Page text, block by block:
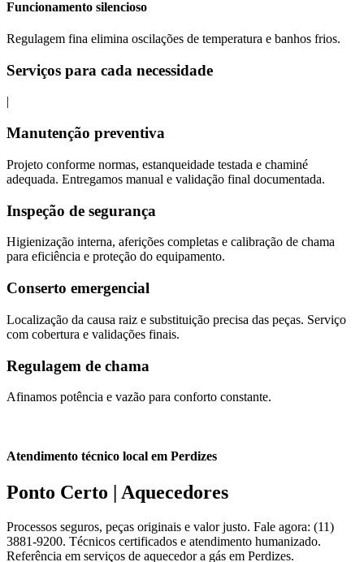
Funcionamento silencioso
Regulagem fina elimina oscilações de temperatura e banhos frios.
Serviços para cada necessidade
Manutenção preventiva
Projeto conforme normas, estanqueidade testada e chaminé
adequada. Entregamos manual e validação final documentada.
Inspeção de segurança
Higienização interna, aferições completas e calibração de chama
para eficiência e proteção do equipamento.
Conserto emergencial
Localização da causa raiz e substituição precisa das peças. Serviço
com cobertura e validações finais.
Regulagem de chama
Afinamos potência e vazão para conforto constante.
Atendimento técnico local em Perdizes
Ponto Certo | Aquecedores
Processos seguros, peças originais e valor justo. Fale agora: (11)
3881-9200. Técnicos certificados e atendimento humanizado.
Referência em serviços de aquecedor a gás em Perdizes.